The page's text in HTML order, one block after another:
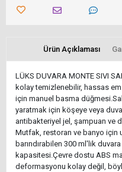
Ürün Açıklaması
LÜKS DUVARA MONTE SIVI
kolay temizlenebilir, hassas
için manuel basma
yaratmak için köşeye veya
antibakteriyel jel, şampuan ve
Mutfak, restoran ve banyo için
barındırabilen 300 ml'lik
kapasitesi.Çevre dostu ABS
deformasyonu kolay değil,